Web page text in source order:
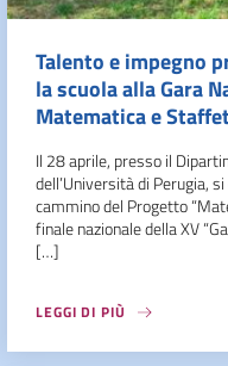
Talento e impegno
la scuola alla Gara
Matematica e
Il 28 aprile, presso il
dell’Università di Perugia,
cammino del Progetto
finale nazionale della XV
[…]
LEGGI DI PIÙ